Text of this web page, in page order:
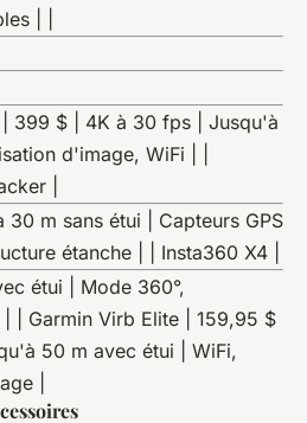
| |
| 399 $ | 4K à 30 fps | Jusqu'à
d'image, WiFi | |
|
30 m sans étui | Capteurs GPS
étanche | | Insta360 X4 |
étui | Mode 360°,
| Garmin Virb Elite | 159,95 $
50 m avec étui | WiFi,
|